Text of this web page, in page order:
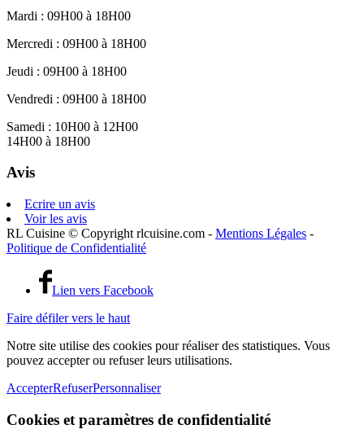
Mardi : 09H00 à 18H00
Mercredi : 09H00 à 18H00
Jeudi : 09H00 à 18H00
Vendredi : 09H00 à 18H00
Samedi : 10H00 à 12H00
14H00 à 18H00
Avis
Ecrire un avis
Voir les avis
RL Cuisine © Copyright rlcuisine.com - Mentions Légales -
Politique de Confidentialité
Lien vers Facebook
Faire défiler vers le haut
Notre site utilise des cookies pour réaliser des statistiques. Vous
pouvez accepter ou refuser leurs utilisations.
AccepterRefuserPersonnaliser
Cookies et paramètres de confidentialité